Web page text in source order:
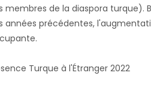
de la diaspora turque).
années précédentes,
Turque à l'Étranger 2022